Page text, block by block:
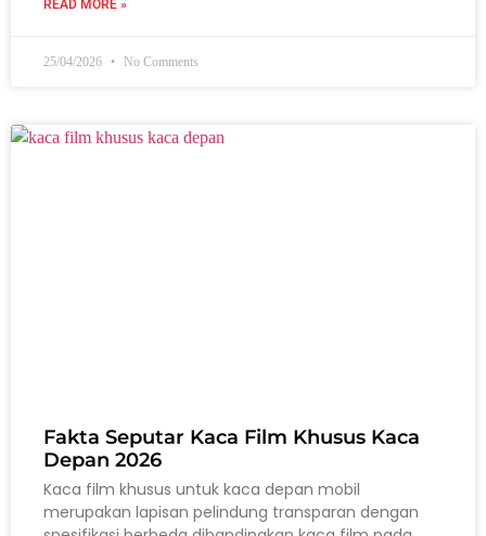
READ MORE »
25/04/2026 No Comments
Fakta Seputar Kaca Film Khusus Kaca
Depan 2026
Kaca film khusus untuk kaca depan mobil
merupakan lapisan pelindung transparan dengan